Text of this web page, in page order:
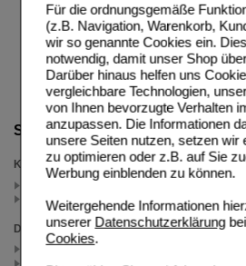
Für die ordnungsgemäße
(z.B. Navigation, Warenkorb,
wir so genannte Cookies ein.
notwendig, damit unser Shop
Darüber hinaus helfen uns
vergleichbare Technologien,
von Ihnen bevorzugte Verhalten
anzupassen. Die Informationen
unsere Seiten nutzen, setzen wir
zu optimieren oder z.B. auf Sie
Werbung einblenden zu können.
Weitergehende Informationen
unserer Datenschutzerklärung
Cookies.
Suche verfeinern
Kategorien
Cremes, Lotion, Spray (1)
Weitere Arzneimittel (3)
Darreichungsform
Creme (4)